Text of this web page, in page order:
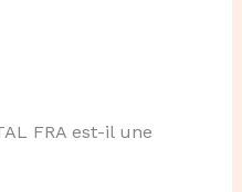
FRA est-il une